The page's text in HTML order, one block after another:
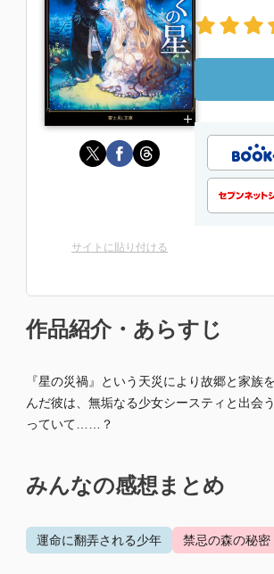
サイトに貼り付ける
作品紹介・あらすじ
『星の災禍』という天災により故郷と家
んだ彼は、無垢なる少女シースティと出会
っていて……？
みんなの感想まとめ
運命に翻弄される少年 禁忌の森の秘密